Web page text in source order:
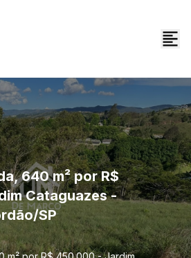
640 m² por R$
Cataguazes -
SP